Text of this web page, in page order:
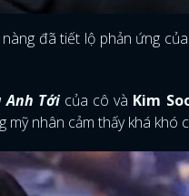
đã tiết lộ phản ứng
Anh Tới của cô và Kim
nhân cảm thấy khá khó